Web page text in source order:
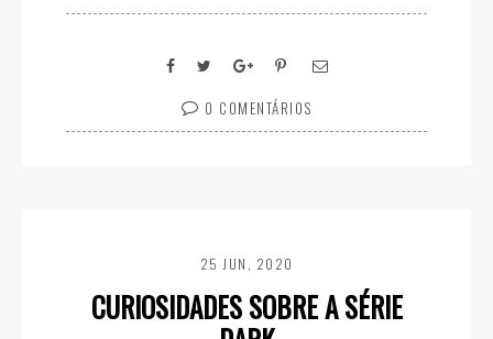
0 COMENTÁRIOS
25 JUN, 2020
CURIOSIDADES SOBRE A SÉRIE